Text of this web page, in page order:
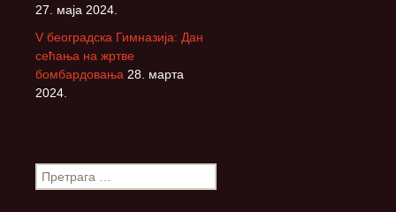
27. маја 2024.
V београдска Гимназија: Дан
сећања на жртве
бомбардовања 28. марта
2024.
П
р